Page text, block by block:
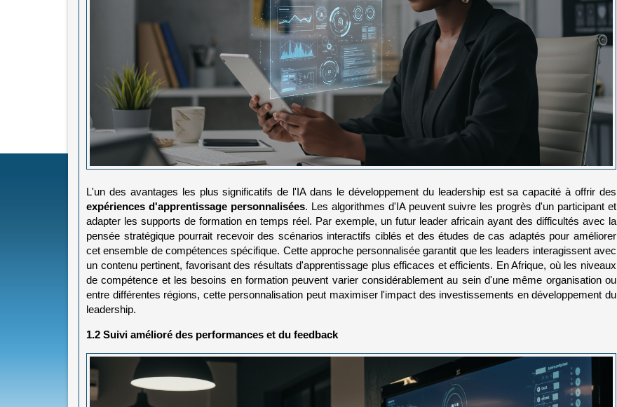
L'un des avantages les plus significatifs de l'IA dans le développement du leadership est sa capacité à offrir des
expériences d'apprentissage personnalisées. Les algorithmes d'IA peuvent suivre les progrès d'un participant et
adapter les supports de formation en temps réel. Par exemple, un futur leader africain ayant des difficultés avec la
pensée stratégique pourrait recevoir des scénarios interactifs ciblés et des études de cas adaptés pour améliorer
cet ensemble de compétences spécifique. Cette approche personnalisée garantit que les leaders interagissent avec
un contenu pertinent, favorisant des résultats d'apprentissage plus efficaces et efficients. En Afrique, où les niveaux
de compétence et les besoins en formation peuvent varier considérablement au sein d'une même organisation ou
entre différentes régions, cette personnalisation peut maximiser l'impact des investissements en développement du
leadership.
1.2 Suivi amélioré des performances et du feedback